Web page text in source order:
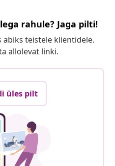
rahule? Jaga pilti!
teistele klientidele.
allolevat linki.
üles pilt